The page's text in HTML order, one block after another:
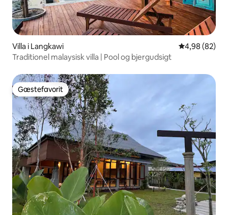
Villa i Langkawi 4,98 ud af 5 i
4,98 (82)
Traditionel malaysisk villa | Pool og bjergudsigt
Gæstefavorit
Gæstefavorit